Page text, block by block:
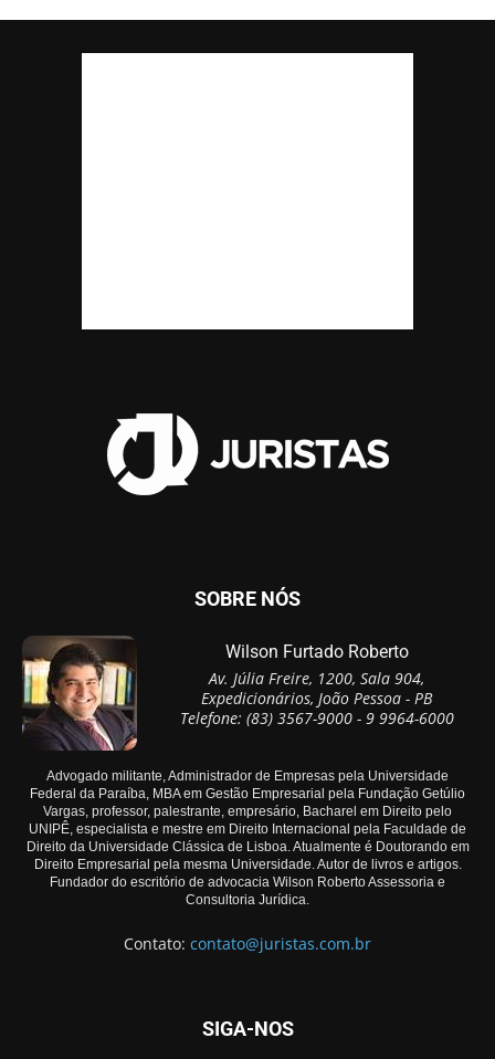
SOBRE NÓS
Wilson Furtado Roberto
Av. Júlia Freire, 1200, Sala 904,
Expedicionários, João Pessoa - PB
Telefone: (83) 3567-9000 - 9 9964-6000
Advogado militante, Administrador de Empresas pela Universidade
Federal da Paraíba, MBA em Gestão Empresarial pela Fundação Getúlio
Vargas, professor, palestrante, empresário, Bacharel em Direito pelo
UNIPÊ, especialista e mestre em Direito Internacional pela Faculdade de
Direito da Universidade Clássica de Lisboa. Atualmente é Doutorando em
Direito Empresarial pela mesma Universidade. Autor de livros e artigos.
Fundador do escritório de advocacia Wilson Roberto Assessoria e
Consultoria Jurídica.
Contato: contato@juristas.com.br
SIGA-NOS